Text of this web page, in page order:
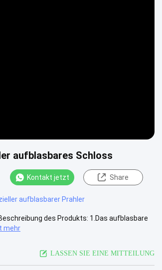
aufblasbares Schloss
Kontakt jetzt Share
aufblasbarer Prahler
des Produkts: 1.Das aufblasbare
mehr
LASSEN SIE EINE MITTEILUNG